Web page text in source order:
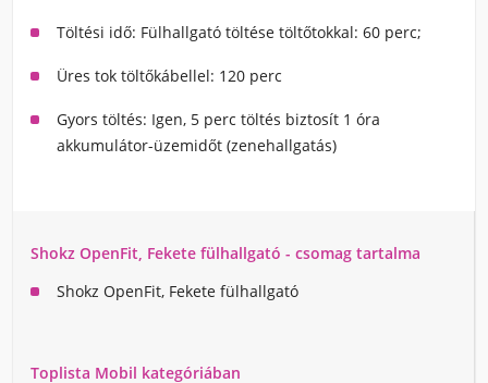
Töltési idő: Fülhallgató töltése töltőtokkal: 60 perc;
Üres tok töltőkábellel: 120 perc
Gyors töltés: Igen, 5 perc töltés biztosít 1 óra
akkumulátor-üzemidőt (zenehallgatás)
Shokz OpenFit, Fekete fülhallgató - csomag tartalma
Shokz OpenFit, Fekete fülhallgató
Toplista Mobil kategóriában